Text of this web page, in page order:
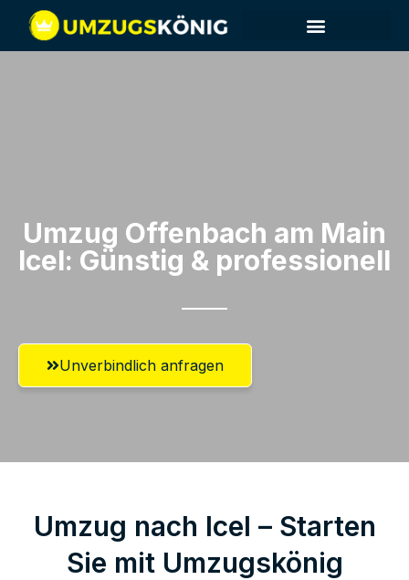
Umzug Offenbach am Main​
Icel: Günstig & professionell​
Unverbindlich anfragen
Umzug nach Icel – Starten
Sie mit Umzugskönig